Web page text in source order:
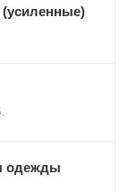
одежды